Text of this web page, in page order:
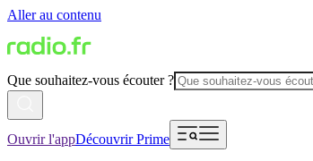
Aller au contenu
Que souhaitez-vous écouter ?
Ouvrir l'appDécouvrir Prime